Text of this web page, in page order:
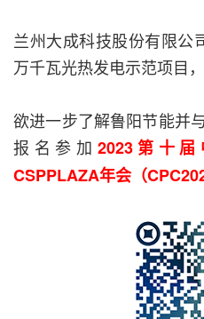
兰州大成科技股份有限公
万千瓦光热发电示范项目
欲进一步了解鲁阳节能并
报名参加 2023第十
CSPPLAZA年会（